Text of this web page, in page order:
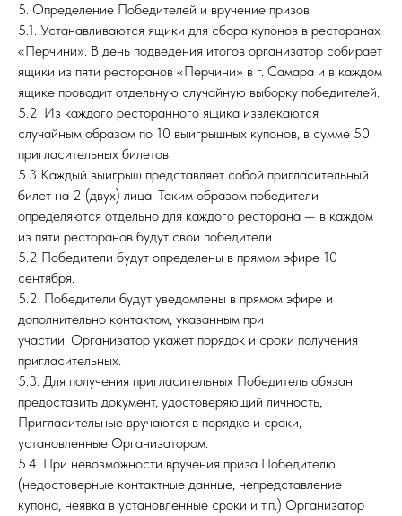
5. Определение Победителей и вручение призов
5.1. Устанавливаются ящики для сбора купонов в ресторанах
«Перчини». В день подведения итогов организатор собирает
ящики из пяти ресторанов «Перчини» в г. Самара и в каждом
ящике проводит отдельную случайную выборку победителей.
5.2. Из каждого ресторанного ящика извлекаются
случайным образом по 10 выигрышных купонов, в сумме 50
пригласительных билетов.
5.3 Каждый выигрыш представляет собой пригласительный
билет на 2 (двух) лица. Таким образом победители
определяются отдельно для каждого ресторана — в каждом
из пяти ресторанов будут свои победители.
5.2 Победители будут определены в прямом эфире 10
сентября.
5.2. Победители будут уведомлены в прямом эфире и
дополнительно контактом, указанным при
участии. Организатор укажет порядок и сроки получения
пригласительных.
5.3. Для получения пригласительных Победитель обязан
предоставить документ, удостоверяющий личность,
Пригласительные вручаются в порядке и сроки,
установленные Организатором.
5.4. При невозможности вручения приза Победителю
(недостоверные контактные данные, непредставление
купона, неявка в установленные сроки и т.п.) Организатор